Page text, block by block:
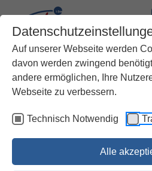
Auf unserer Webseite werden
davon werden zwingend
andere ermöglichen, Ihre
Webseite zu verbessern.
Technisch Notwendig
Alle